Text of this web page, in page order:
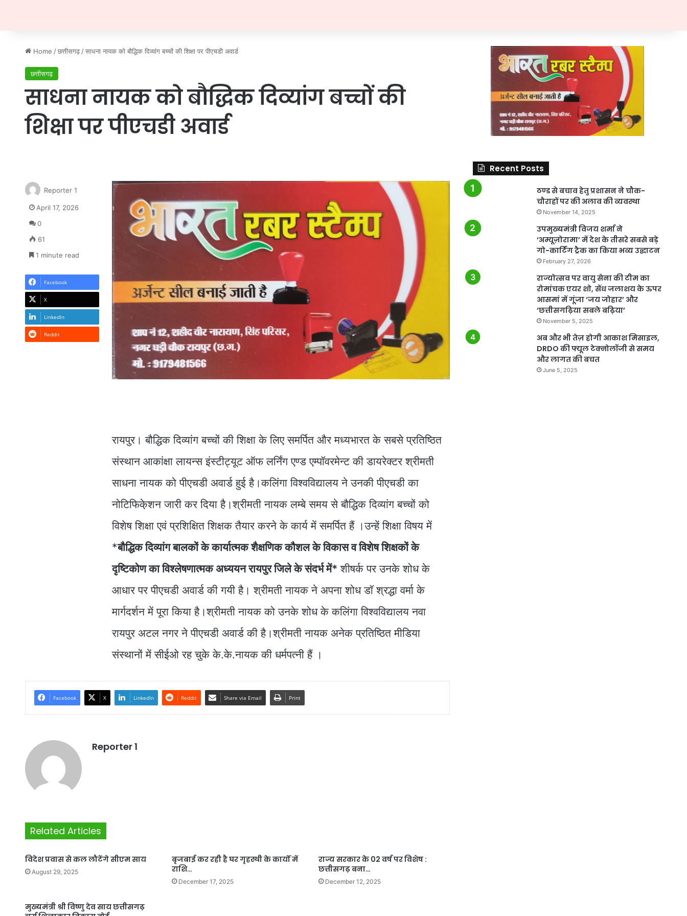
Home / छत्तीसगढ़ / साधना नायक को बौद्धिक दिव्यांग बच्चों की शिक्षा पर पीएचडी अवार्ड
छत्तीसगढ़
साधना नायक को बौद्धिक दिव्यांग बच्चों की
शिक्षा पर पीएचडी अवार्ड
रायपुर। बौद्धिक दिव्यांग बच्चों की शिक्षा के लिए समर्पित और मध्यभारत के सबसे प्रतिष्ठित
संस्थान आकांक्षा लायन्स इंस्टीट्यूट ऑफ लर्निंग एण्ड एम्पॉवरमेन्ट की डायरेक्टर श्रीमती
साधना नायक को पीएचडी अवार्ड हुई है।कलिंगा विश्वविद्यालय ने उनकी पीएचडी का
नोटिफिके़शन जारी कर दिया है।श्रीमती नायक लम्बे समय से बौद्धिक दिव्यांग बच्चों को
विशेष शिक्षा एवं प्रशिक्षित शिक्षक तैयार करने के कार्य में समर्पित हैं ।उन्हें शिक्षा विषय में
*बौद्धिक दिव्यांग बालकों के कार्यात्मक शैक्षणिक कौशल के विकास व विशेष शिक्षकों के
दृष्टिकोण का विश्लेषणात्मक अध्ययन रायपुर जिले के संदर्भ में* शीषर्क पर उनके शोध के
आधार पर पीएचडी अवार्ड की गयी है। श्रीमती नायक ने अपना शोध डॉ श्रद्धा वर्मा के
मार्गदर्शन में पूरा किया है।श्रीमती नायक को उनके शोध के कलिंगा विश्वविद्यालय नवा
रायपुर अटल नगर ने पीएचडी अवार्ड की है।श्रीमती नायक अनेक प्रतिष्ठित मीडिया
संस्थानों में सीईओ रह चुके के.के.नायक की धर्मपत्नी हैं ।
Reporter 1
April 17, 2026
0
61
1 minute read
Facebook
X
LinkedIn
Reddit
Facebook X LinkedIn Reddit Share via Email Print
Reporter 1
Related Articles
विदेश प्रवास से कल लौटेंगे सीएम साय
August 29, 2025
बृजबाई कर रही है घर गृहस्थी के कार्यों में
राशि…
December 17, 2025
राज्य सरकार के 02 वर्ष पर विशेष :
छत्तीसगढ़ बना…
December 12, 2025
मुख्यमंत्री श्री विष्णु देव साय छत्तीसगढ़
Recent Posts
ठण्ड से बचाव हेतु प्रशासन ने चौक-
चौराहों पर की अलाव की व्यवस्था
November 14, 2025
उपमुख्यमंत्री विजय शर्मा ने
‘अम्यूज़ोरामा’ में देश के तीसरे सबसे बड़े
गो-कार्टिंग ट्रैक का किया भव्य उद्घाटन
February 27, 2026
राज्योत्सव पर वायु सेना की टीम का
रोमांचक एयर शो, सेंध जलाशय के ऊपर
आसमां में गूंजा ‘जय जोहार’ और
‘छत्तीसगढ़िया सबले बढ़िया’
November 5, 2025
अब और भी तेज़ होगी आकाश मिसाइल,
DRDO की फ्यूल टेक्नोलॉजी से समय
और लागत की बचत
June 5, 2025